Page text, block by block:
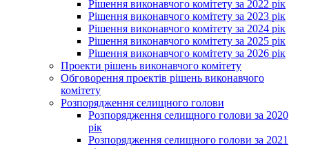
Рішення виконавчого комітету за 2022 рік
Рішення виконавчого комітету за 2023 рік
Рішення виконавчого комітету за 2024 рік
Рішення виконавчого комітету за 2025 рік
Рішення виконавчого комітету за 2026 рік
Проекти рішень виконавчого комітету
Обговорення проектів рішень виконавчого
комітету
Розпорядження селищного голови
Розпорядження селищного голови за 2020
рік
Розпорядження селищного голови за 2021